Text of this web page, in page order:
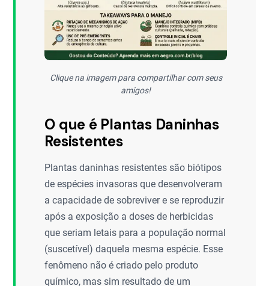
Clique na imagem para compartilhar com seus
amigos!
O que é Plantas Daninhas
Resistentes
Plantas daninhas resistentes são biótipos
de espécies invasoras que desenvolveram
a capacidade de sobreviver e se reproduzir
após a exposição a doses de herbicidas
que seriam letais para a população normal
(suscetível) daquela mesma espécie. Esse
fenômeno não é criado pelo produto
químico, mas sim resultado de um